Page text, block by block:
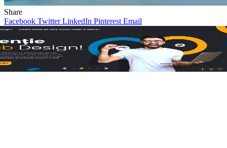
Share
Facebook Twitter LinkedIn Pinterest Email